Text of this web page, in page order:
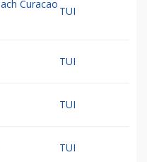
Curacao
TUI
TUI
TUI
TUI